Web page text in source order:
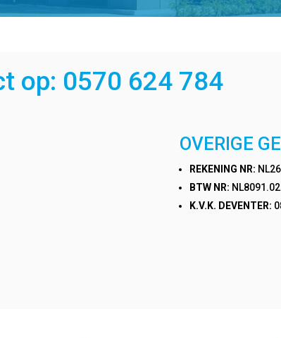
op: 0570 624 784
OVERIGE
REKENING NR:
BTW NR:
K.V.K. DEVENTER: